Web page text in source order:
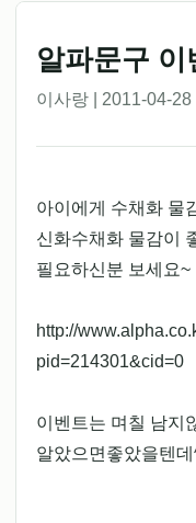
알파문구 이
이사랑 | 2011-04-28
아이에게 수채화 물
신화수채화 물감이
필요하신분 보세요~
http://
pid=214301&cid=0
이벤트는 며칠 남지
알았으면좋았을텐